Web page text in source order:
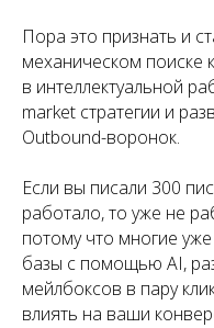
Пора это признать и
механическом поиске
в интеллектуальной
market стратегии и
Outbound-воронок.
Если вы писали 300
работало, то уже не
потому что многие
базы с помощью AI,
мейлбоксов в пару
влиять на ваши